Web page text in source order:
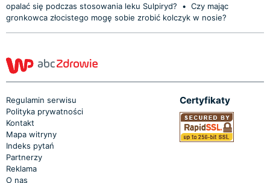
opalać się podczas stosowania leku Sulpiryd?
• Czy mając
gronkowca złocistego mogę sobie zrobić kolczyk w nosie?
Regulamin serwisu
Polityka prywatności
Kontakt
Mapa witryny
Indeks pytań
Partnerzy
Reklama
O nas
Certyfikaty